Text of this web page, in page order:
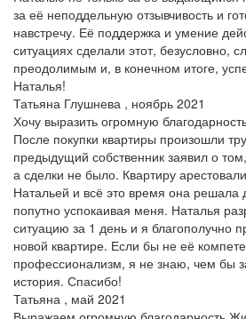
за её неподдельную отзывчивость и
навстречу. Её поддержка и умение
ситуациях сделали этот, безусловно,
преодолимым и, в конечном итоге,
Наталья!
Татьяна Глушнева , ноябрь 2021
Хочу выразить огромную
После покупки квартиры произошли
предыдущий собственник заявил о
а сделки не было. Квартиру
Натальей и всё это время она решала
попутно успокаивая меня. Наталья
ситуацию за 1 день и я благополучно
новой квартире. Если бы не её
профессионализм, я не знаю, чем бы
история. Спасибо!
Татьяна , май 2021